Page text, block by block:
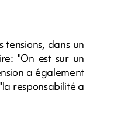
dans un
"On est sur un
a également
responsabilité a